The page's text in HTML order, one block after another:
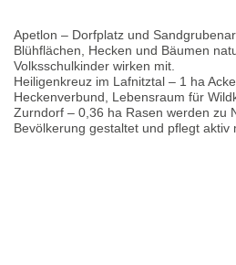
Apetlon – Dorfplatz und
Blühflächen, Hecken und Bäumen
Volksschulkinder wirken mit.
Heiligenkreuz im Lafnitztal – 1 ha
Heckenverbund, Lebensraum für
Zurndorf – 0,36 ha Rasen werden zu
Bevölkerung gestaltet und pflegt aktiv